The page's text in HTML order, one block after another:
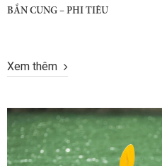
BẮN CUNG – PHI TIÊU
Xem thêm